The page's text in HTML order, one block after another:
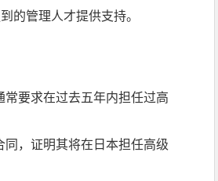
的管理人才提供支持。
要求在过去五年内担任过高
，证明其将在日本担任高级